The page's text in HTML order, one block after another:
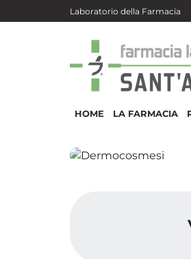
Salta al contenuto principale
Laboratorio della Farmacia
HOME LA FARMACIA